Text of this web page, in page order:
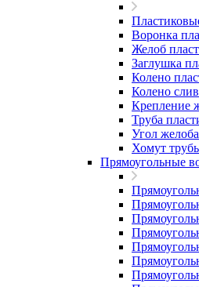
Воронка
Желоб
Заглушка
Колено
Колено
Крепление
Труба
Угол
Хомут
Прямоугольные